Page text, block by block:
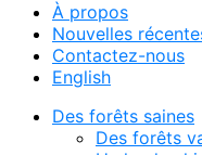
À propos
Nouvelles
Contactez-nous
English
Des forêts saines
Des forêts